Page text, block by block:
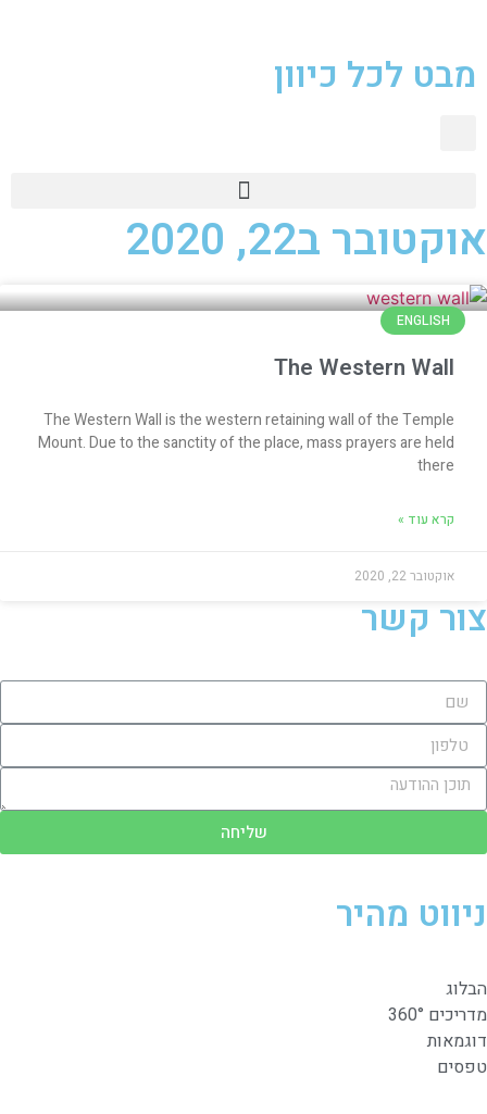
מבט לכל כיוון
אוקטובר ב22, 2020
ENGLISH
The Western Wall
The Western Wall is the western retaining wall of the Temple
Mount. Due to the sanctity of the place, mass prayers are held
there
קרא עוד »
אוקטובר 22, 2020
צור קשר
שליחה
ניווט מהיר
הבלוג
מדריכים 360°
דוגמאות
טפסים